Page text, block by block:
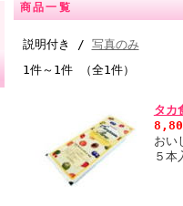
商品一覧
説明付き / 写真のみ
1件～1件 （全1件）
タカ
おい
５本